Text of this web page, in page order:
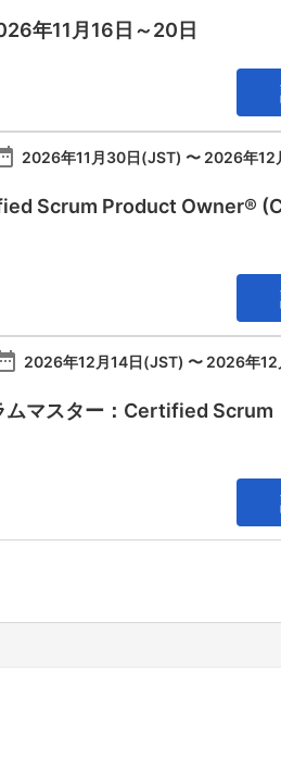
年11月16日～20日
2026年11月30日(JST) 〜 2026年12
Scrum Product Owner®
2026年12月14日(JST) 〜 2026年12
ムマスター：Certified Scrum